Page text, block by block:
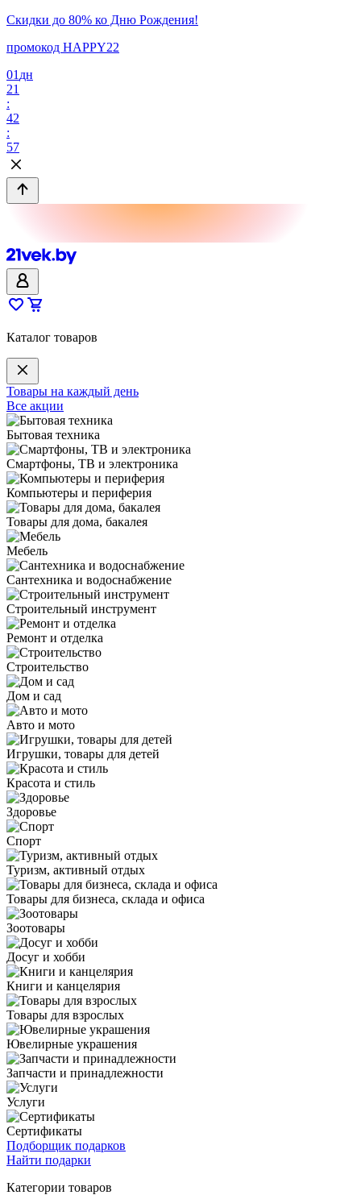
Скидки до 80% ко Дню Рождения!
промокод HAPPY22
01 дн
21
:
42
:
57
Каталог товаров
Товары на каждый день
Все акции
Бытовая техника
Смартфоны, ТВ и электроника
Компьютеры и периферия
Товары для дома, бакалея
Мебель
Сантехника и водоснабжение
Строительный инструмент
Ремонт и отделка
Строительство
Дом и сад
Авто и мото
Игрушки, товары для детей
Красота и стиль
Здоровье
Спорт
Туризм, активный отдых
Товары для бизнеса, склада и офиса
Зоотовары
Досуг и хобби
Книги и канцелярия
Товары для взрослых
Ювелирные украшения
Запчасти и принадлежности
Услуги
Сертификаты
Подборщик подарков
Найти подарки
Категории товаров